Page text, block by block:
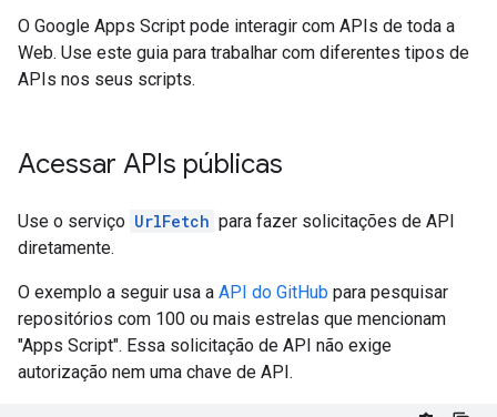
O Google Apps Script pode interagir com APIs de toda a
Web. Use este guia para trabalhar com diferentes tipos de
APIs nos seus scripts.
Acessar APIs públicas
Use o serviço UrlFetch para fazer solicitações de API
diretamente.
O exemplo a seguir usa a API do GitHub para pesquisar
repositórios com 100 ou mais estrelas que mencionam
"Apps Script". Essa solicitação de API não exige
autorização nem uma chave de API.